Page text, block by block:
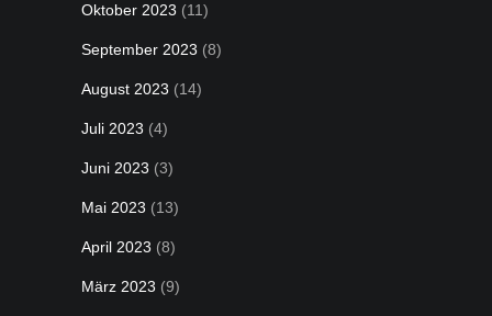
Oktober 2023 (11)
September 2023 (8)
August 2023 (14)
Juli 2023 (4)
Juni 2023 (3)
Mai 2023 (13)
April 2023 (8)
März 2023 (9)